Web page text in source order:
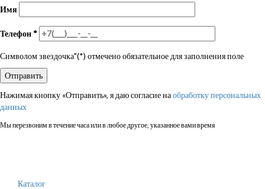
Имя
Телефон *
Символом звездочка"(*) отмечено обязательное для заполнения поле
Нажимая кнопку «Отправить», я даю согласие наобработку персональных
данных
Мы перезвоним в течение часа или в любое другое, указанное вами время
Каталог